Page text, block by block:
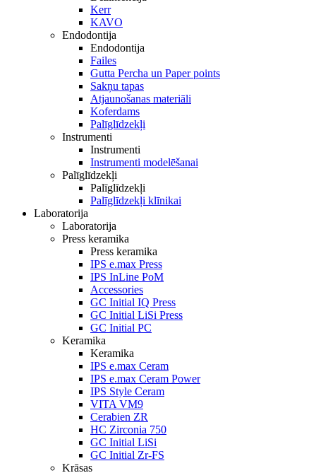
Kerr
KAVO
Endodontija
Endodontija
Failes
Gutta Percha un Paper points
Sakņu tapas
Atjaunošanas materiāli
Koferdams
Palīglīdzekļi
Instrumenti
Instrumenti
Instrumenti modelēšanai
Palīglīdzekļi
Palīglīdzekļi
Palīglīdzekļi klīnikai
Laboratorija
Laboratorija
Press keramika
Press keramika
IPS e.max Press
IPS InLine PoM
Accessories
GC Initial IQ Press
GC Initial LiSi Press
GC Initial PC
Keramika
Keramika
IPS e.max Ceram
IPS e.max Ceram Power
IPS Style Ceram
VITA VM9
Cerabien ZR
HC Zirconia 750
GC Initial LiSi
GC Initial Zr-FS
Krāsas